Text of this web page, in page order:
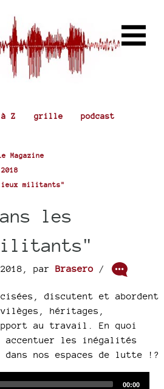
Z grille podcast
Magazine
militants"
les
par Brasero /
discutent et abordent
héritages,
au travail. En quoi
les inégalités
nos espaces de lutte !?
Total
00:00